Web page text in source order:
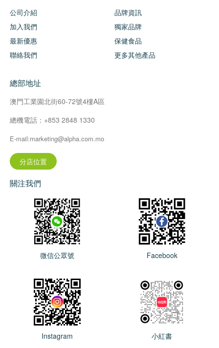
公司介紹
加入我們
最新優惠
聯絡我們
品牌資訊
獨家品牌
保健食品
更多其他產品
總部地址
澳門工業園北街60-72號4樓A區
總機電話：+853 2848 1330
E-mail:marketing@alpha.com.mo
分店位置
關注我們
微信公眾號 Facebook
Instagram 小紅書